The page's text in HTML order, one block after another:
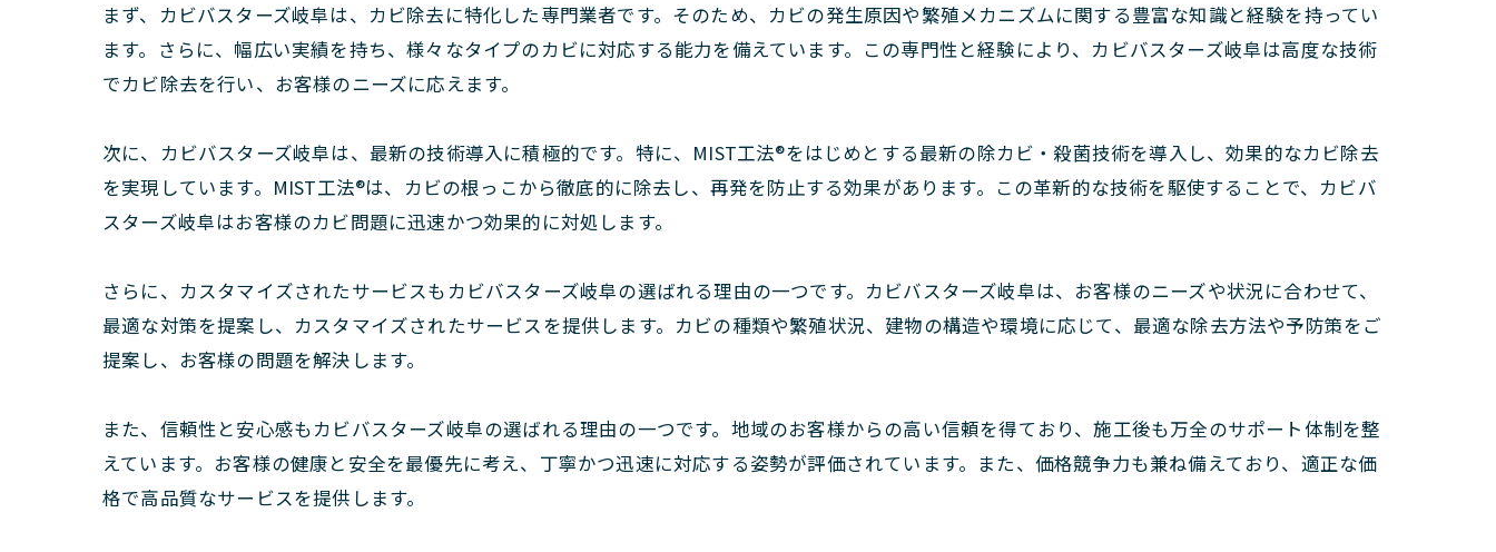
まず、カビバスターズ岐阜は、カビ除去に特化した専門業者です。そのため、カビの発生原因や繁殖メカニズムに関する豊富な知識と経験を持ってい
ます。さらに、幅広い実績を持ち、様々なタイプのカビに対応する能力を備えています。この専門性と経験により、カビバスターズ岐阜は高度な技術
でカビ除去を行い、お客様のニーズに応えます。
次に、カビバスターズ岐阜は、最新の技術導入に積極的です。特に、MIST工法®をはじめとする最新の除カビ・殺菌技術を導入し、効果的なカビ除去
を実現しています。MIST工法®は、カビの根っこから徹底的に除去し、再発を防止する効果があります。この革新的な技術を駆使することで、カビバ
スターズ岐阜はお客様のカビ問題に迅速かつ効果的に対処します。
さらに、カスタマイズされたサービスもカビバスターズ岐阜の選ばれる理由の一つです。カビバスターズ岐阜は、お客様のニーズや状況に合わせて、
最適な対策を提案し、カスタマイズされたサービスを提供します。カビの種類や繁殖状況、建物の構造や環境に応じて、最適な除去方法や予防策をご
提案し、お客様の問題を解決します。
また、信頼性と安心感もカビバスターズ岐阜の選ばれる理由の一つです。地域のお客様からの高い信頼を得ており、施工後も万全のサポート体制を整
えています。お客様の健康と安全を最優先に考え、丁寧かつ迅速に対応する姿勢が評価されています。また、価格競争力も兼ね備えており、適正な価
格で高品質なサービスを提供します。